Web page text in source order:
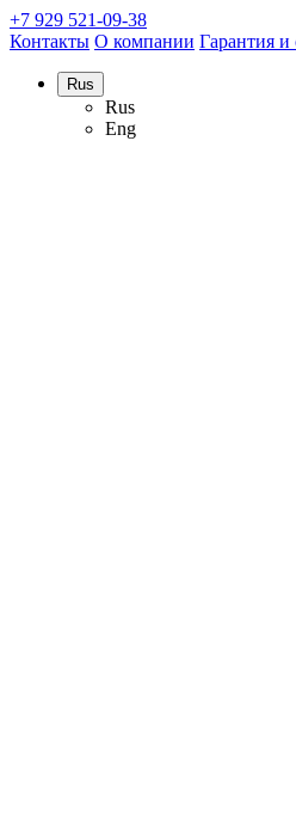
+7 929 521-09-38
Контакты О компании Гарантия и
Rus
Rus
Eng